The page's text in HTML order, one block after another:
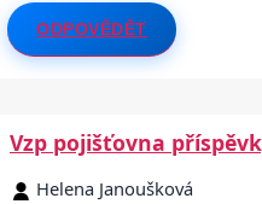
ODPOVĚDĚT
Vzp pojišťovna
Helena Janoušková